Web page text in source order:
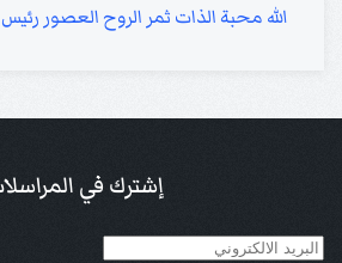
الله محبة الذات ثمر الروح العصور رئيس
إشترك في